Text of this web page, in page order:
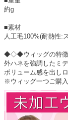
約g
■素材
人工毛100%(耐熱性:
◆◇◆ウィッグの特
外ハネを強調したミ
ボリューム感を出し
※ウィッグ一つご購